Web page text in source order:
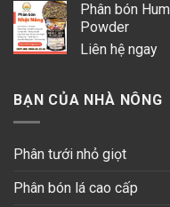
Phân bón
Powder
Liên hệ ngay
BẠN CỦA NHÀ NÔNG
Phân tưới nhỏ giọt
Phân bón lá cao cấp